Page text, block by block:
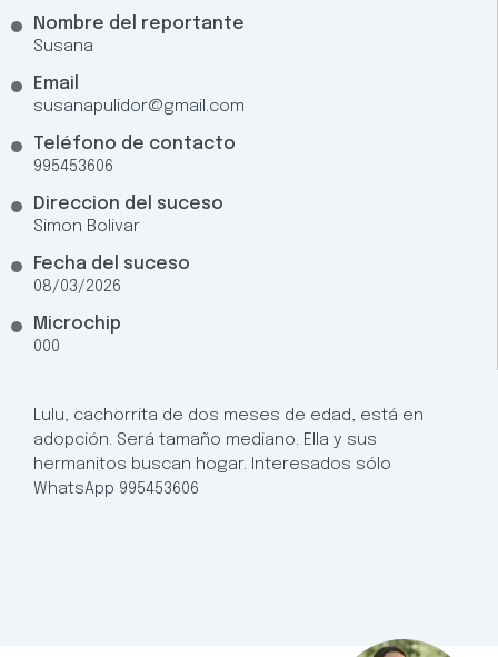
Nombre del reportante
Susana
Email
susanapulidor@gmail.com
Teléfono de contacto
995453606
Direccion del suceso
Simon Bolivar
Fecha del suceso
08/03/2026
Microchip
000
Lulu, cachorrita de dos meses de edad, está en
adopción. Será tamaño mediano. Ella y sus
hermanitos buscan hogar. Interesados sólo
WhatsApp 995453606